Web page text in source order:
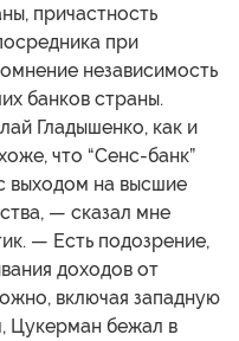
причастность
при
независимость
банков страны.
Гладышенко, как и
что “Сенс-банк”
выходом на высшие
— сказал мне
— Есть подозрение,
доходов от
включая западную
Цукерман бежал в